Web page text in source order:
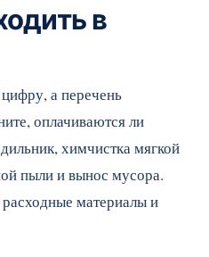
в
а перечень
оплачиваются ли
химчистка мягкой
пыли и вынос мусора.
расходные материалы и